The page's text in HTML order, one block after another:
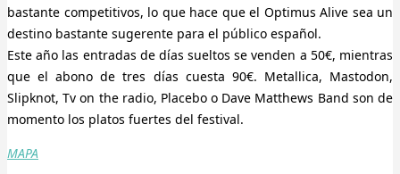
bastante competitivos, lo que hace que el Optimus Alive sea un
destino bastante sugerente para el público español.
Este año las entradas de días sueltos se venden a 50€, mientras
que el abono de tres días cuesta 90€. Metallica, Mastodon,
Slipknot, Tv on the radio, Placebo o Dave Matthews Band son de
momento los platos fuertes del festival.
MAPA